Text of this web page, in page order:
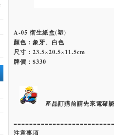
A-05 衛生紙盒(塑)
顏色：象牙、白色
尺寸：23.5×20.5×11.5cm
牌價：$330
產品訂購前請先來電確
注意事項